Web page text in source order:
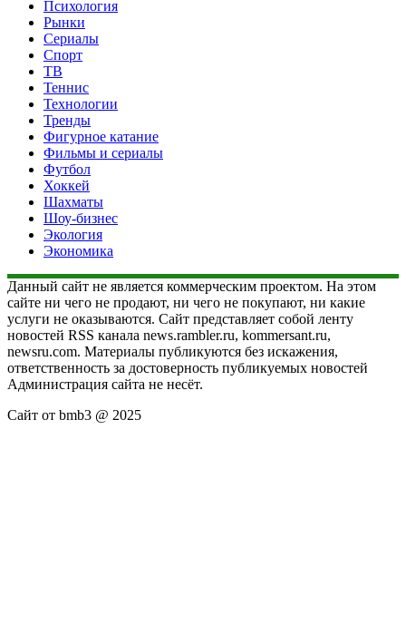
Психология
Рынки
Сериалы
Спорт
ТВ
Теннис
Технологии
Тренды
Фигурное катание
Фильмы и сериалы
Футбол
Хоккей
Шахматы
Шоу-бизнес
Экология
Экономика
Данный сайт не является коммерческим проектом. На этом
сайте ни чего не продают, ни чего не покупают, ни какие
услуги не оказываются. Сайт представляет собой ленту
новостей RSS канала news.rambler.ru, kommersant.ru,
newsru.com. Материалы публикуются без искажения,
ответственность за достоверность публикуемых новостей
Администрация сайта не несёт.
Сайт от bmb3 @ 2025